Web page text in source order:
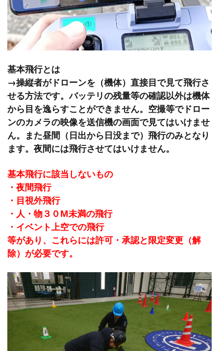
基本飛行とは
→操縦者がドローンを（機体）直接目で見て飛行さ
せる方法です。バッテリの残量等の確認以外は機体
から目を逸らすことができません。空撮等でドロー
ンのカメラの映像を送信機の画面で見てはいけませ
ん。また昼間（日出から日没まで）飛行のみとなり
ます。夜間には飛行させてはいけません。
基本飛行に該当しないもの
・夜間飛行
・目視外飛行
・人・物３０M未満の飛行
・イベント上空での飛行
等があり、これらには許可・承認と限定変更（解
除）が必要です。